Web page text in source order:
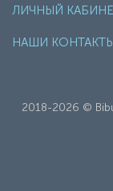
ЛИЧНЫЙ
НАШИ
2018-2026 ©